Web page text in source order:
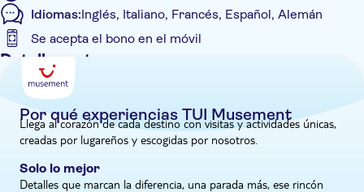
renombre mundial, no es ninguna sorpresa que el Museo del
Prado sea toda una fuente de inspiración para una nueva
generación entera de pintores, desde los clásicos hasta los
vanguardistas».
Idiomas:Inglés, Italiano, Francés, Español, Alemán
Se acepta el bono en el móvil
Detalles extra
Confirmación al momento
Sin colas
Entrada incluida
Visita privada
Por qué experiencias TUI Musement
Llega al corazón de cada destino con visitas y actividades únicas,
creadas por lugareños y escogidas por nosotros.
Solo lo mejor
Detalles que marcan la diferencia, una parada más, ese rincón